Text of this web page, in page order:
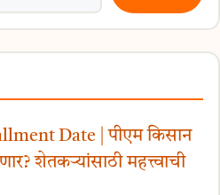
Date | पीएम किसान
शेतकऱ्यांसाठी महत्त्वाची